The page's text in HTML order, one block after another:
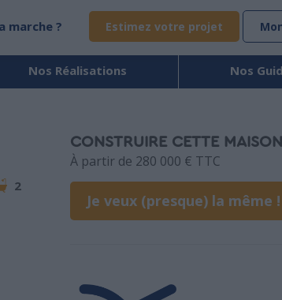
marche ? Estimez votre projet
Nos Réalisations Nos
2
CONSTRUIRE CETTE MAISON
À partir de 280 000 € TTC
Je veux (presque) la même !